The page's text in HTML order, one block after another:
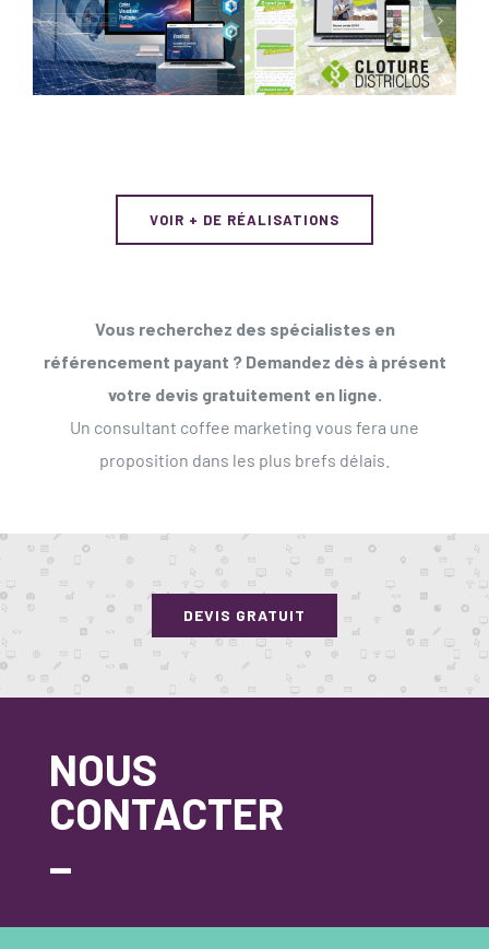
CEETRON DISTRICLOS
VOIR + DE RÉALISATIONS
Vous recherchez des spécialistes en
référencement payant ? Demandez dès à présent
votre devis gratuitement en ligne.
Un consultant coffee marketing vous fera une
proposition dans les plus brefs délais.
DEVIS GRATUIT
NOUS
CONTACTER
_